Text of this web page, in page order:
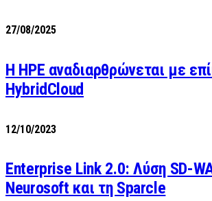
27/08/2025
H HPE αναδιαρθρώνεται με
HybridCloud
12/10/2023
Enterprise Link 2.0: Λύση SD-
Neurosoft και τη Sparcle